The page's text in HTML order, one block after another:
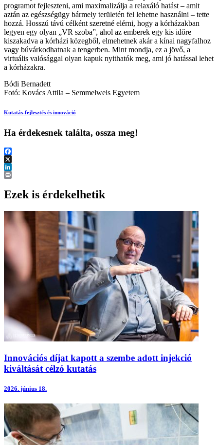
programot fejleszteni, ami maximalizálja a relaxáló hatást – amit
aztán az egészségügy bármely területén fel lehetne használni – tette
hozzá. Hosszú távú célként szeretné elérni, hogy a kórházakban
legyen egy olyan „VR szoba”, ahol az emberek egy kis időre
kiszakadva a kórházi közegből, elmehetnek akár a kínai nagyfalhoz
vagy búvárkodhatnak a tengerben. Mint mondja, ez a jövő, a
virtuális valósággal olyan kapuk nyithatók meg, ami jó hatással lehet
a kórházakra.
Bódi Bernadett
Fotó: Kovács Attila – Semmelweis Egyetem
Kutatás-fejlesztés és innováció
Ha érdekesnek találta, ossza meg!
Facebook
X
LinkedIn
Ezek is érdekelhetik
Innovációs díjat kapott a szembe adott injekció
kiváltását célzó kutatás
2026. június 18.